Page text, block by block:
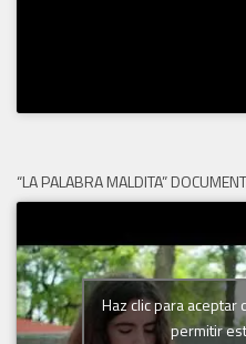
“LA PALABRA MALDITA”
Haz clic para
permitir